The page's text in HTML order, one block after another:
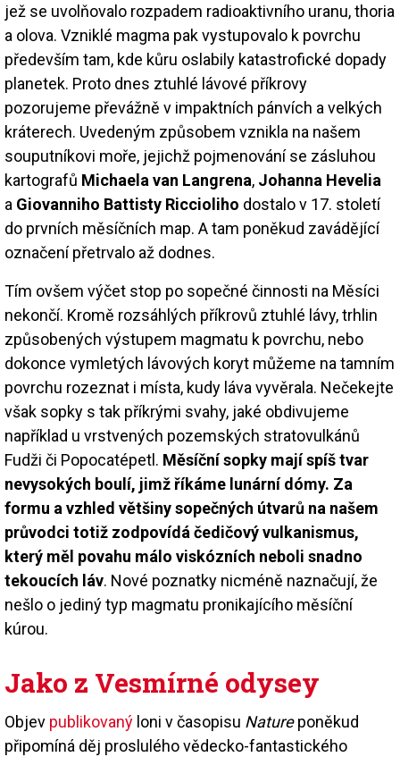
jež se uvolňovalo rozpadem radioaktivního uranu, thoria
a olova. Vzniklé magma pak vystupovalo k povrchu
především tam, kde kůru oslabily katastrofické dopady
planetek. Proto dnes ztuhlé lávové příkrovy
pozorujeme převážně v impaktních pánvích a velkých
kráterech. Uvedeným způsobem vznikla na našem
souputníkovi moře, jejichž pojmenování se zásluhou
kartografů Michaela van Langrena, Johanna Hevelia
a Giovanniho Battisty Riccioliho dostalo v 17. století
do prvních měsíčních map. A tam poněkud zavádějící
označení přetrvalo až dodnes.
Tím ovšem výčet stop po sopečné činnosti na Měsíci
nekončí. Kromě rozsáhlých příkrovů ztuhlé lávy, trhlin
způsobených výstupem magmatu k povrchu, nebo
dokonce vymletých lávových koryt můžeme na tamním
povrchu rozeznat i místa, kudy láva vyvěrala. Nečekejte
však sopky s tak příkrými svahy, jaké obdivujeme
například u vrstvených pozemských stratovulkánů
Fudži či Popocatépetl. Měsíční sopky mají spíš tvar
nevysokých boulí, jimž říkáme lunární dómy. Za
formu a vzhled většiny sopečných útvarů na našem
průvodci totiž zodpovídá čedičový vulkanismus,
který měl povahu málo viskózních neboli snadno
tekoucích láv. Nové poznatky nicméně naznačují, že
nešlo o jediný typ magmatu pronikajícího měsíční
kúrou.
Jako z Vesmírné odysey
Objev publikovaný loni v časopisu Natureponěkud
připomíná děj proslulého vědecko-fantastického